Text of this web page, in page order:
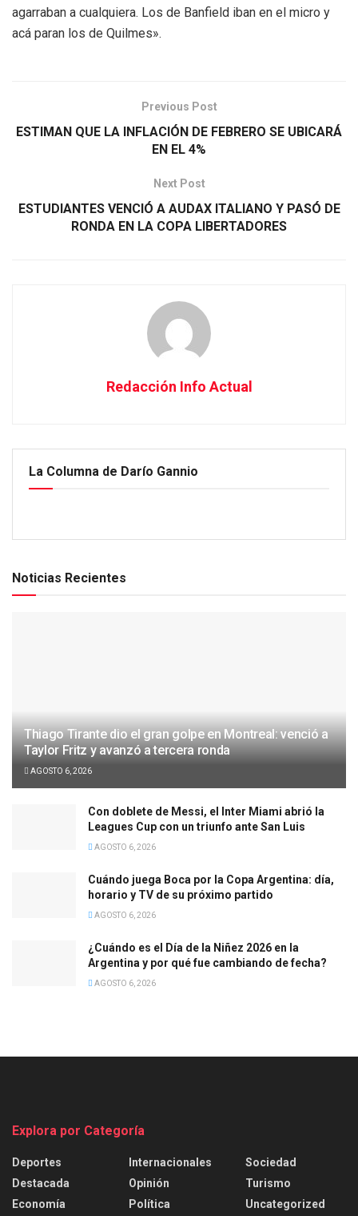
agarraban a cualquiera. Los de Banfield iban en el micro y
acá paran los de Quilmes».
Previous Post
ESTIMAN QUE LA INFLACIÓN DE FEBRERO SE UBICARÁ
EN EL 4%
Next Post
ESTUDIANTES VENCIÓ A AUDAX ITALIANO Y PASÓ DE
RONDA EN LA COPA LIBERTADORES
Redacción Info Actual
La Columna de Darío Gannio
Noticias Recientes
Thiago Tirante dio el gran golpe en Montreal: venció a
Taylor Fritz y avanzó a tercera ronda
AGOSTO 6, 2026
Con doblete de Messi, el Inter Miami abrió la
Leagues Cup con un triunfo ante San Luis
AGOSTO 6, 2026
Cuándo juega Boca por la Copa Argentina: día,
horario y TV de su próximo partido
AGOSTO 6, 2026
¿Cuándo es el Día de la Niñez 2026 en la
Argentina y por qué fue cambiando de fecha?
AGOSTO 6, 2026
Explora por Categoría
Deportes
Destacada
Economía
Internacionales
Opinión
Política
Sociedad
Turismo
Uncategorized